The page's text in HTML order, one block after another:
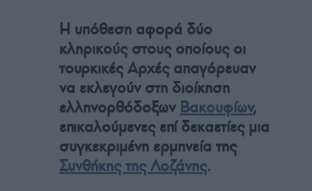
Η υπόθεση αφορά δύο
κληρικούς στους οποίους οι
τουρκικές Αρχές απαγόρευαν
να εκλεγούν στη διοίκηση
ελληνορθόδοξων Βακουφίων,
επικαλούμενες επί δεκαετίες μια
συγκεκριμένη ερμηνεία της
Συνθήκης της Λοζάνης.